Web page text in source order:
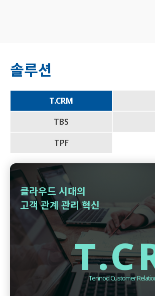
솔루션
T.CRM
TBS
TPF
클라우드 시대의
고객 관계 관리 혁신
Tennod Customer